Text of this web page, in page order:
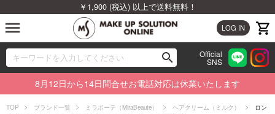
￥1,900 (税込) 以上で送料無料！
LOG IN
menu
search
00
Official
SNS
ブランドから探す
カテゴリから探す
8月12日から14日問合せお電話対応は休業いたします
TOP ブランド一覧 ミラボーテ（MiraBeaute） ヘアクリーム（ミルク）
ロン